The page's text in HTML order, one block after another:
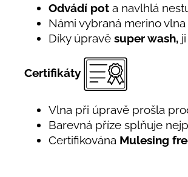
Odvádí pot a navlhlá
Námi vybraná merino vlna
Díky úpravě super wash, ji
Certifikáty
Vlna při úpravě prošla
Barevná příze splňuje
Certifikována Mulesing